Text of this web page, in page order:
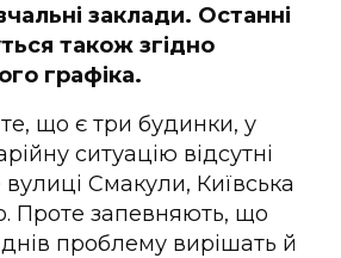
заклади. Останні
також згідно
графіка.
що є три будинки, у
ситуацію відсутні
вулиці Смакули, Київська
Проте запевняють, що
проблему вирішать й